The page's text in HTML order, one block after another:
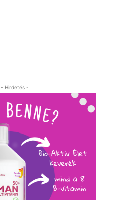
- Hirdetés -